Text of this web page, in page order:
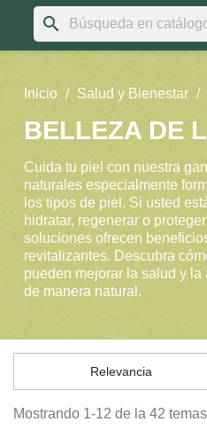
search
Inicio Salud y Bienestar
BELLEZA DE
Cuida tu piel con nuestra
naturales especialmente
los tipos de piel. Si usted
hidratar, regenerar o
soluciones ofrecen
revitalizantes. Descubra
pueden mejorar la salud y la
de manera natural.
Relevancia
Mostrando 1-12 de la 42 temas